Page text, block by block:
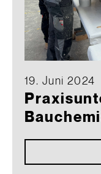
19. Juni 2024